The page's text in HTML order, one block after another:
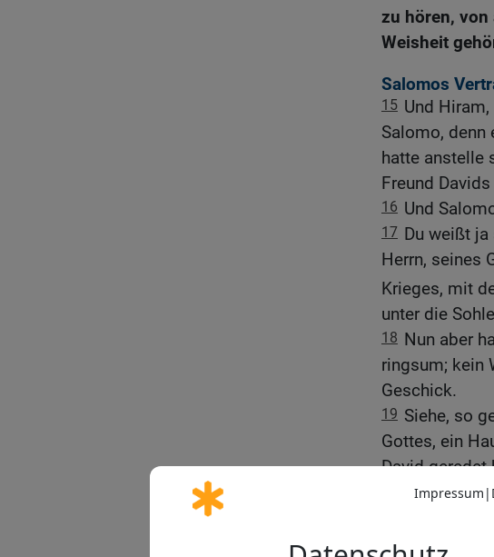
zu hören, von
Weisheit
Salomos
15 Und
Salomo, denn
hatte anstelle
Freund
16 Und
17 Du weißt
Herrn, seines
Krieges, mit
unter die
18 Nun aber
ringsum; kein
Geschick.
19 Siehe, so
Gottes, ein
David geredet
Stelle auf
20
So gib